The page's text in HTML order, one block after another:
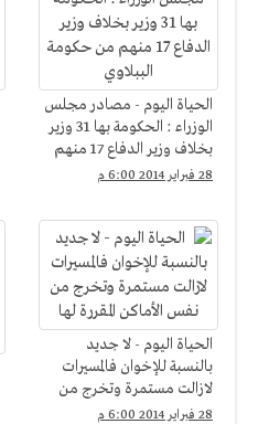
الحياة اليوم - مصادر مجلس
الوزراء : الحكومة بها 31 وزير
بخلاف وزير الدفاع 17 منهم
من حكومة الببلاوي
28 فبراير 2014 6:00 م
الحياة اليوم - لا جديد
بالنسبة للإخوان فالمسيرات
لازالت مستمرة وتخرج من
نفس الأماكن المقررة لها
28 فبراير 2014 6:00 م